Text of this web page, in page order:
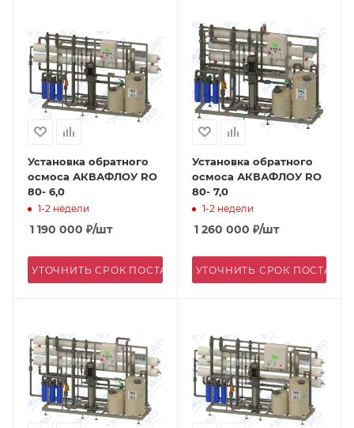
Установка обратного
осмоса АКВАФЛОУ RO
80- 6,0
1-2 недели
1 190 000 ₽/шт
УТОЧНИТЬ СРОК ПОСТАВКИ
Установка обратного
осмоса АКВАФЛОУ RO
80- 7,0
1-2 недели
1 260 000 ₽/шт
УТОЧНИТЬ СРОК